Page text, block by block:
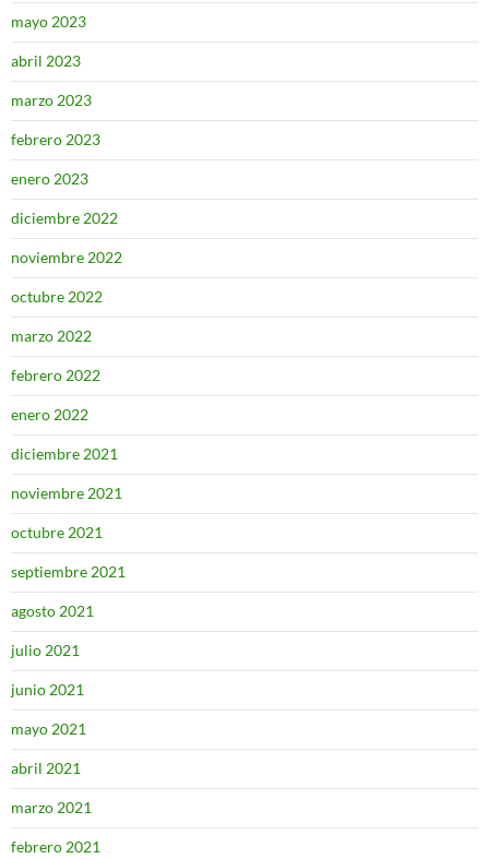
mayo 2023
abril 2023
marzo 2023
febrero 2023
enero 2023
diciembre 2022
noviembre 2022
octubre 2022
marzo 2022
febrero 2022
enero 2022
diciembre 2021
noviembre 2021
octubre 2021
septiembre 2021
agosto 2021
julio 2021
junio 2021
mayo 2021
abril 2021
marzo 2021
febrero 2021